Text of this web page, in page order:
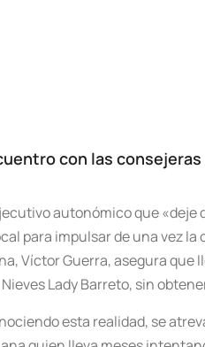
con las
autonómico que
para impulsar de una vez
Víctor Guerra, asegura
Lady Barreto, sin
esta realidad, se